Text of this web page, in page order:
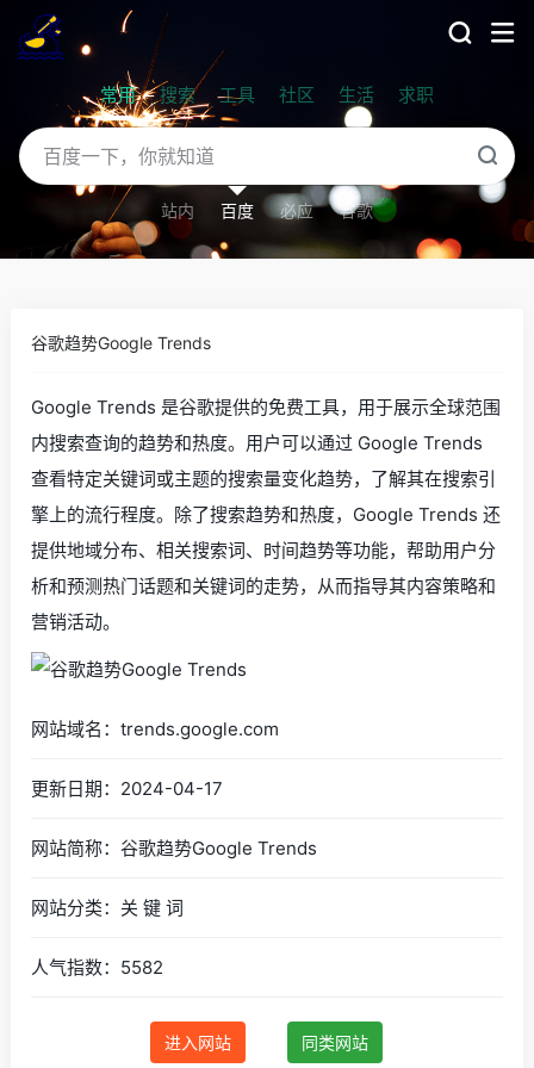
常用 搜索 工具 社区 生活 求职
站内 百度 必应 谷歌
谷歌趋势Google Trends
Google Trends 是谷歌提供的免费工具，用于展示全球范围
内搜索查询的趋势和热度。用户可以通过 Google Trends
查看特定关键词或主题的搜索量变化趋势，了解其在搜索引
擎上的流行程度。除了搜索趋势和热度，Google Trends 还
提供地域分布、相关搜索词、时间趋势等功能，帮助用户分
析和预测热门话题和关键词的走势，从而指导其内容策略和
营销活动。
网站域名：trends.google.com
更新日期：2024-04-17
网站简称：谷歌趋势Google Trends
网站分类：关 键 词
人气指数：5582
进入网站 同类网站